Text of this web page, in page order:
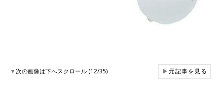
▼次の画像は下へスクロール (12/35) ▶元記事を見る